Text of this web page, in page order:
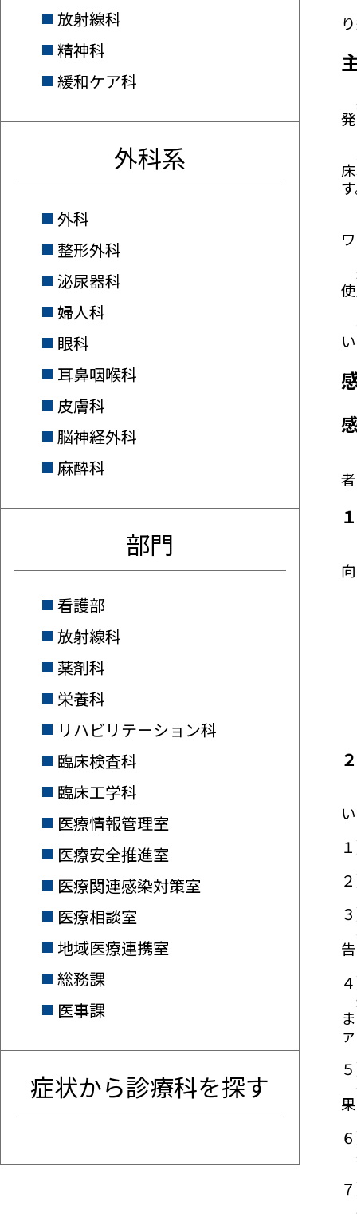
放射線科
精神科
緩和ケア科
外科系
外科
整形外科
泌尿器科
婦人科
眼科
耳鼻咽喉科
皮膚科
脳神経外科
麻酔科
部門
看護部
放射線科
薬剤科
栄養科
リハビリテーション科
臨床検査科
臨床工学科
医療情報管理室
医療安全推進室
医療関連感染対策室
医療相談室
地域医療連携室
総務課
医事課
症状から診療科を探す